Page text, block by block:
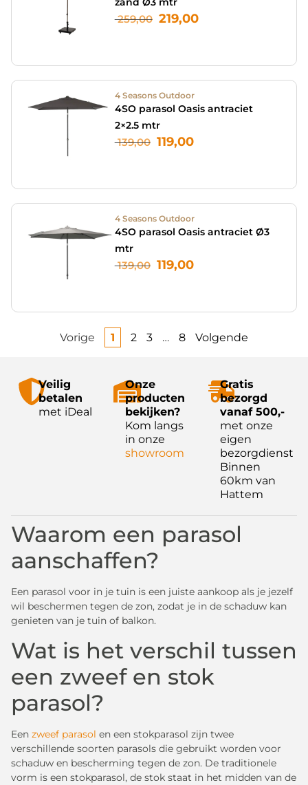
259,00 219,00
4 Seasons Outdoor
4SO parasol Oasis antraciet
2×2.5 mtr
139,00 119,00
4 Seasons Outdoor
4SO parasol Oasis antraciet Ø3
mtr
139,00 119,00
Vorige 1 2 3 … 8 Volgende
Veilig
betalen
met iDeal
Onze
producten
bekijken?
Kom langs
in onze
showroom
Gratis
bezorgd
vanaf 500,-
met onze
eigen
bezorgdienst
Binnen
60km van
Hattem
Waarom een parasol
aanschaffen?
Een parasol voor in je tuin is een juiste aankoop als je jezelf
wil beschermen tegen de zon, zodat je in de schaduw kan
genieten van je tuin of balkon.
Wat is het verschil tussen
een zweef en stok
parasol?
Een zweef parasol en een stokparasol zijn twee
verschillende soorten parasols die gebruikt worden voor
schaduw en bescherming tegen de zon. De traditionele
vorm is een stokparasol, de stok staat in het midden van de